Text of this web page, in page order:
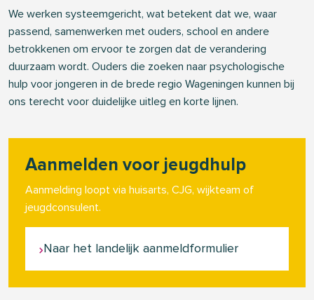
We werken systeemgericht, wat betekent dat we, waar
passend, samenwerken met ouders, school en andere
betrokkenen om ervoor te zorgen dat de verandering
duurzaam wordt. Ouders die zoeken naar psychologische
hulp voor jongeren in de brede regio Wageningen kunnen bij
ons terecht voor duidelijke uitleg en korte lijnen.
Aanmelden voor jeugdhulp
Aanmelding loopt via huisarts, CJG, wijkteam of
jeugdconsulent.
Naar het landelijk aanmeldformulier